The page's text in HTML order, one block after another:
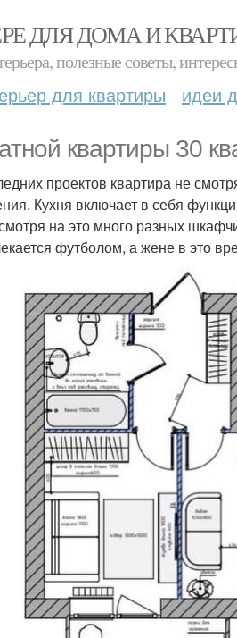
ДЛЯ ДОМА И
полезные советы,
для квартиры идеи
квартиры 30
проектов квартира не
Кухня включает в себя
на это много разных
футболом, а жене в это